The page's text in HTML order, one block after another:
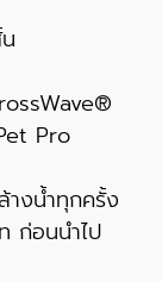
Pro
างน้ำทุกครั้ง
ก่อนนำไป